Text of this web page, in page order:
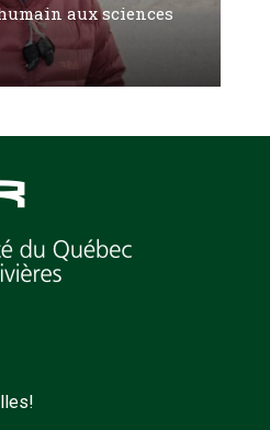
aux sciences